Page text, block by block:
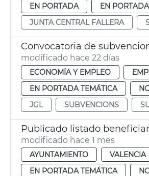
EN PORTADA
EN
JUNTA CENTRAL FALLERA
Convocatoria de
modificado hace 22 días
ECONOMÍA Y EMPLEO
EN PORTADA TEMÁTICA
JGL
SUBVENCIONS
Publicado listado
modificado hace 1 mes
AYUNTAMIENTO VALENCIA
EN PORTADA TEMÁTICA